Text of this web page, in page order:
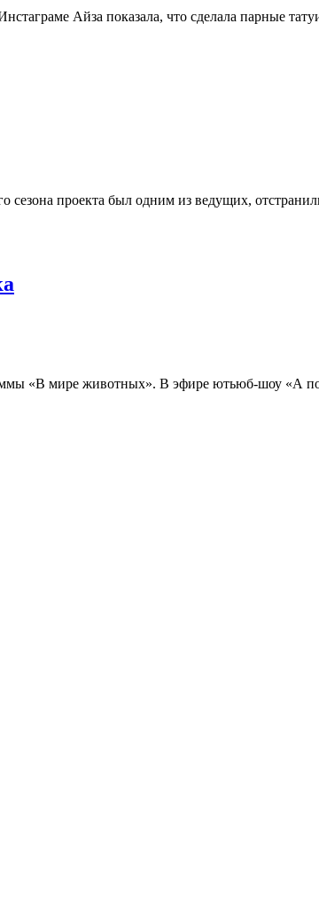
Айза показала, что сделала парные
проекта был одним из ведущих,
«В мире животных». В эфире ютьюб-шоу «А